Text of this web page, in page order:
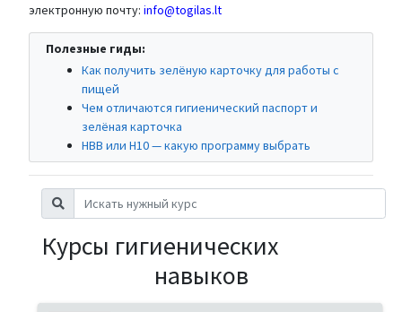
электронную почту: info@togilas.lt
Полезные гиды:
Как получить зелёную карточку для работы с
пищей
Чем отличаются гигиенический паспорт и
зелёная карточка
HBB или H10 — какую программу выбрать
Курсы гигиенических
навыков